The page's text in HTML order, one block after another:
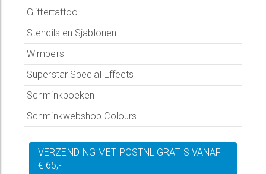
Glittertattoo
Stencils en Sjablonen
Wimpers
Superstar Special Effects
Schminkboeken
Schminkwebshop Colours
VERZENDING MET POSTNL GRATIS VANAF
€ 65,-